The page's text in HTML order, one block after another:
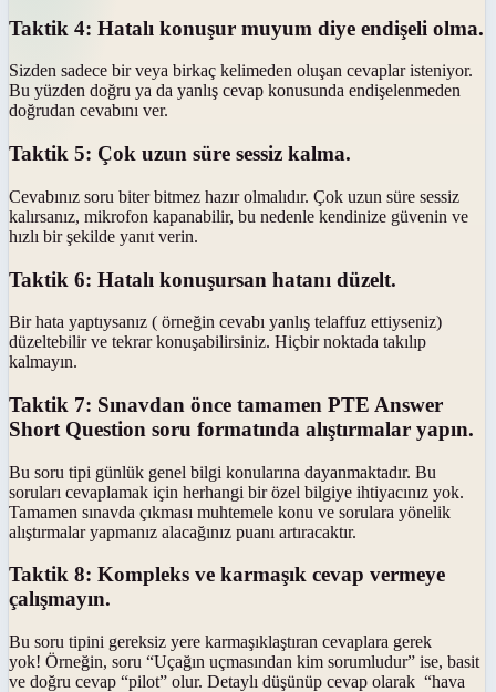
Taktik 4: Hatalı konuşur muyum diye endişeli olma.
Sizden sadece bir veya birkaç kelimeden oluşan cevaplar isteniyor.
Bu yüzden doğru ya da yanlış cevap konusunda endişelenmeden
doğrudan cevabını ver.
Taktik 5: Çok uzun süre sessiz kalma.
Cevabınız soru biter bitmez hazır olmalıdır. Çok uzun süre sessiz
kalırsanız, mikrofon kapanabilir, bu nedenle kendinize güvenin ve
hızlı bir şekilde yanıt verin.
Taktik 6: Hatalı konuşursan hatanı düzelt.
Bir hata yaptıysanız ( örneğin cevabı yanlış telaffuz ettiyseniz)
düzeltebilir ve tekrar konuşabilirsiniz. Hiçbir noktada takılıp
kalmayın.
Taktik 7: Sınavdan önce tamamen PTE Answer
Short Question soru formatında alıştırmalar yapın.
Bu soru tipi günlük genel bilgi konularına dayanmaktadır. Bu
soruları cevaplamak için herhangi bir özel bilgiye ihtiyacınız yok.
Tamamen sınavda çıkması muhtemele konu ve sorulara yönelik
alıştırmalar yapmanız alacağınız puanı artıracaktır.
Taktik 8: Kompleks ve karmaşık cevap vermeye
çalışmayın.
Bu soru tipini gereksiz yere karmaşıklaştıran cevaplara gerek
yok! Örneğin, soru “Uçağın uçmasından kim sorumludur” ise, basit
ve doğru cevap “pilot” olur. Detaylı düşünüp cevap olarak “hava